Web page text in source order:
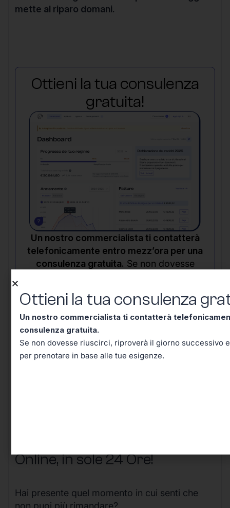
mette al riparo domani.
Ottieni la tua consulenza
gratuita!
Un nostro commercialista ti contatterà
telefonicamente entro mezz’ora per una
consulenza gratuita. Se non dovesse
base alle tue esigenze.
Online, in sole 24 Ore!
Hai presente quel momento in cui senti che
non puoi più rimandare?
Ottieni la tua consulenza
Un nostro commercialista ti contatterà
consulenza gratuita.
Se non dovesse riuscirci, riproverà il giorno successivo
per prenotare in base alle tue esigenze.